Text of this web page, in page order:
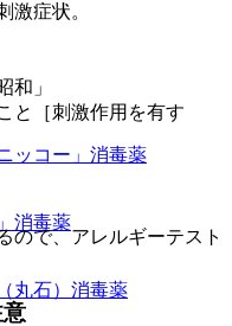
和」
ッコー」 消毒薬
消毒薬
丸石） 消毒薬
症状。
と［刺激作用を有す
ので、アレルギーテスト